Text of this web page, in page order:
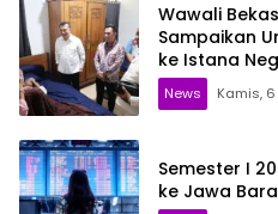
Wawali
Sampaikan
ke Istana
News Kamis,
Semester I
ke Jawa